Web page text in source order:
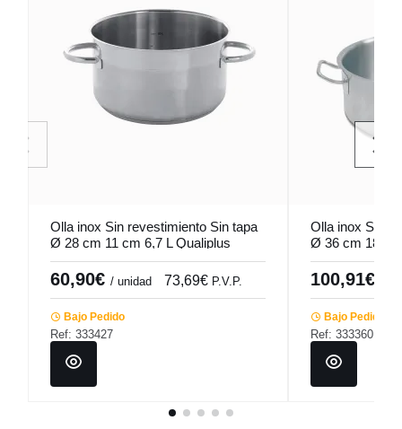
Olla inox Sin revestimiento Sin tapa
Ø 28 cm 11 cm 6,7 L Qualiplus
Pro.cooker
60,90€ / unidad 73,69€ P.V.P.
Bajo Pedido
Ref: 333427
Olla inox Sin
Ø 36 cm 18
Pro.cooker
100,91€
Bajo Pedido
Ref: 333360